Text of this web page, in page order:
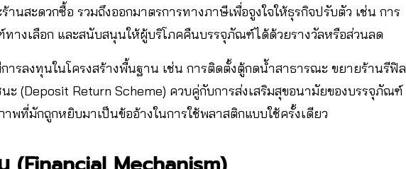
านสะดวกซื้อ รวมถึงออกมาตรการทางภาษีเพื่อจูงใจให้ธุรกิจปรับตัว เช่น การ
างเลือก และสนับสนุนให้ผู้บริโภคคืนบรรจุภัณฑ์ได้ด้วยรางวัลหรือส่วนลด
ารลงทุนในโครงสร้างพื้นฐาน เช่น การติดตั้งตู้กดน้ำสาธารณะ ขยายร้านรีฟิล
(Deposit Return Scheme) ควบคู่กับการส่งเสริมสุขอนามัยของบรรจุภัณฑ์
พที่มักถูกหยิบมาเป็นข้ออ้างในการใช้พลาสติกแบบใช้ครั้งเดียว